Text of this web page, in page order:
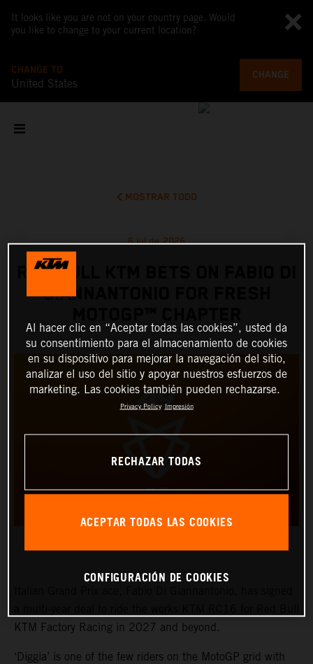
It looks like you are not on your country page. Would
you like to change to your current location?
CHANGE TO
United States
CHANGE
MOSTRAR TODO
6 jul de 2026
RED BULL KTM BETS ON FABIO DI
GIANNANTONIO FOR FRESH
KTM Factory Racing in 2027 and beyond.
‘Diggia’ is one of the few riders on the MotoGP grid with
Al hacer clic en “Aceptar todas las cookies”, usted da
su consentimiento para el almacenamiento de cookies
en su dispositivo para mejorar la navegación del sitio,
analizar el uso del sitio y apoyar nuestros esfuerzos de
marketing. Las cookies también pueden rechazarse.
Privacy Policy Impresión
RECHAZAR TODAS
ACEPTAR TODAS LAS COOKIES
CONFIGURACIÓN DE COOKIES